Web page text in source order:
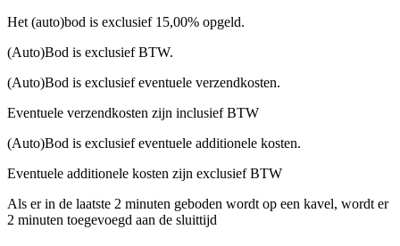
Het (auto)bod is exclusief 15,00% opgeld.
(Auto)Bod is exclusief BTW.
(Auto)Bod is exclusief eventuele verzendkosten.
Eventuele verzendkosten zijn inclusief BTW
(Auto)Bod is exclusief eventuele additionele kosten.
Eventuele additionele kosten zijn exclusief BTW
Als er in de laatste 2 minuten geboden wordt op een kavel, wordt er
2 minuten toegevoegd aan de sluittijd